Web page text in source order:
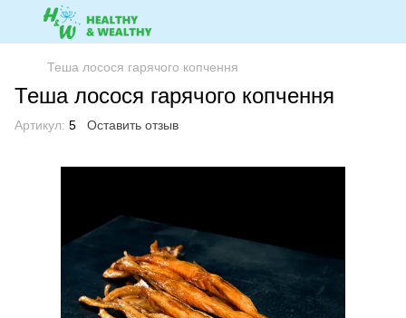
Теша лосося гарячого копчення
Теша лосося гарячого копчення
Артикул: 5 Оставить отзыв